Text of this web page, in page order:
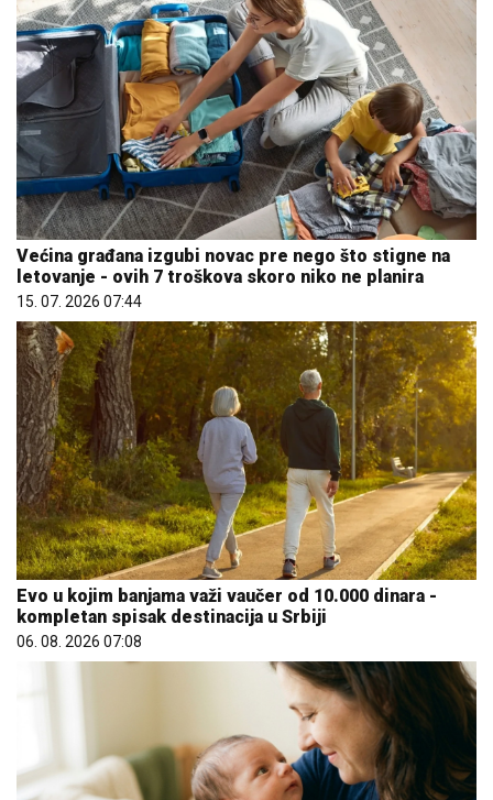
Većina građana izgubi novac pre nego što stigne na
letovanje - ovih 7 troškova skoro niko ne planira
15. 07. 2026 07:44
Evo u kojim banjama važi vaučer od 10.000 dinara -
kompletan spisak destinacija u Srbiji
06. 08. 2026 07:08